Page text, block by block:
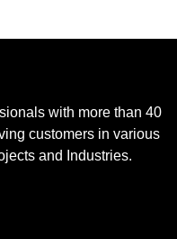
with more than 40
customers in various
and Industries.